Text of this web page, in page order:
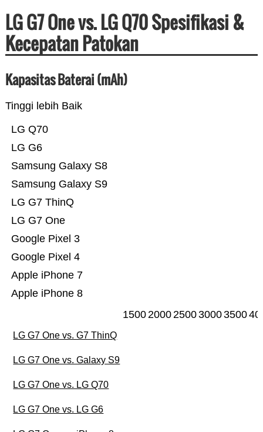
LG G7 One vs. LG Q70 Spesifikasi &
Kecepatan Patokan
Kapasitas Baterai (mAh)
Tinggi lebih Baik
Apple iPhone 8
Apple iPhone 7
Google Pixel 4
Google Pixel 3
LG G7 One
LG G7 ThinQ
Samsung Galaxy S9
Samsung Galaxy S8
LG G6
LG Q70
15002000250030003500
LG G7 One vs. G7 ThinQ
LG G7 One vs. Galaxy S9
LG G7 One vs. LG Q70
LG G7 One vs. LG G6